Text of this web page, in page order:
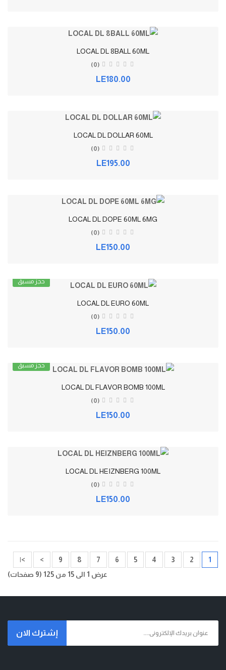
LOCAL DL 8BALL 60ML
(0)
LE180.00
LOCAL DL DOLLAR 60ML
(0)
LE195.00
LOCAL DL DOPE 60ML 6MG
(0)
LE150.00
حجز مسبق
LOCAL DL EURO 60ML
(0)
LE150.00
حجز مسبق
LOCAL DL FLAVOR BOMB 100ML
(0)
LE150.00
LOCAL DL HEIZNBERG 100ML
(0)
LE150.00
1
2
3
4
5
6
7
8
9
>
>|
عرض 1 الى 15 من 125 (9 صفحات)
إشترك الان